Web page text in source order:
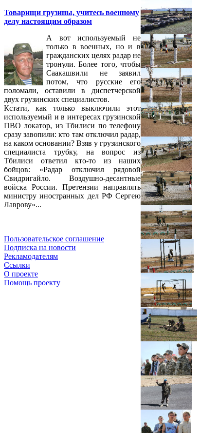
Товарищи грузины, учитесь военному
делу настоящим образом
А вот используемый не
только в военных, но и в
гражданских целях радар не
тронули. Более того, чтобы
Саакашвили не заявил
потом, что русские его
поломали, оставили в диспетчерской
двух грузинских специалистов.
Кстати, как только выключили этот
используемый и в интересах грузинской
ПВО локатор, из Тбилиси по телефону
сразу завопили: кто там отключил радар,
на каком основании? Взяв у грузинского
специалиста трубку, на вопрос из
Тбилиси ответил кто-то из наших
бойцов: «Радар отключил рядовой
Свидригайло. Воздушно-десантные
войска России. Претензии направлять
министру иностранных дел РФ Сергею
Лаврову»...
Пользовательское соглашение
Подписка на новости
Рекламодателям
Ссылки
О проекте
Помощь проекту